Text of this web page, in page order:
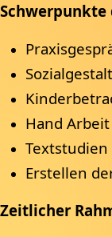
Schwerpunkte
Hand
Erstellen
Zeitlicher